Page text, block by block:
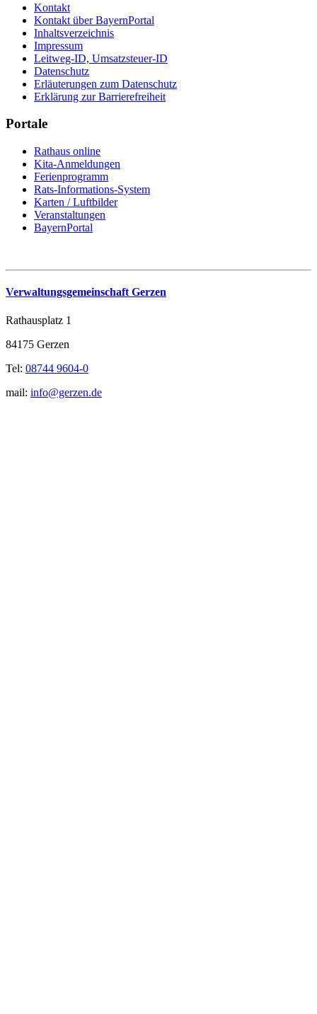
Kontakt
Kontakt über BayernPortal
Inhaltsverzeichnis
Impressum
Leitweg-ID, Umsatzsteuer-ID
Datenschutz
Erläuterungen zum Datenschutz
Erklärung zur Barrierefreiheit
Portale
Rathaus online
Kita-Anmeldungen
Ferienprogramm
Rats-Informations-System
Karten / Luftbilder
Veranstaltungen
BayernPortal
Verwaltungsgemeinschaft Gerzen
Rathausplatz 1
84175 Gerzen
Tel: 08744 9604-0
mail: info@gerzen.de